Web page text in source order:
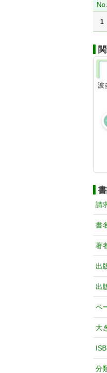
1
波
請
書
著
出
出
ペ
大
分